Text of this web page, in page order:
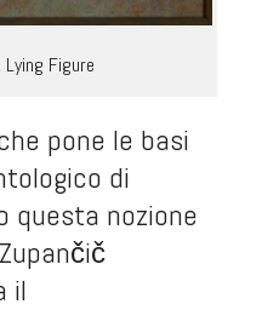
Figure
pone le basi
di
questa nozione
il